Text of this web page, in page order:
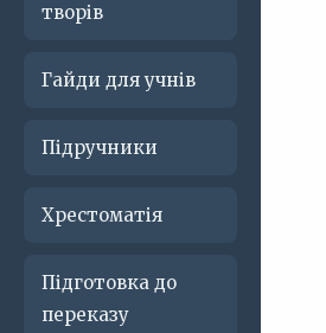
творів
Гайди для учнів
Підручники
Хрестоматія
Підготовка до
переказу